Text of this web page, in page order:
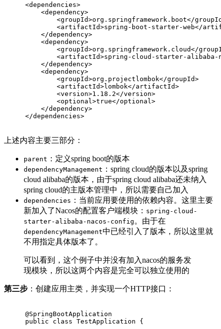
<dependencies>
<dependency>
<groupId>org.springframework.boot</
<artifactId>spring-boot-starter-web</
</dependency>
<dependency>
<groupId>org.springframework.cloud</
<artifactId>spring-cloud-starter-alibaba-
</dependency>
<dependency>
<groupId>org.projectlombok</groupId>
<artifactId>lombok</artifactId>
<version>1.18.2</version>
<optional >true</optional >
</dependency>
</dependencies>
上述内容主要三部分：
parent ：定义spring boot的版本
dependencyManagement ：spring cloud的版本以及spring
cloud alibaba的版本，由于spring cloud alibaba还未纳入
spring cloud的主版本管理中，所以需要自己加入
dependencies ：当前应用要使用的依赖内容。这里主要
新加入了Nacos的配置客户端模块： spring-cloud-
starter-alibaba-nacos-config 。由于在
dependencyManagement中已经引入了版本，所以这里就
不用指定具体版本了。
可以看到，这个例子中并没有加入nacos的服务发
现模块，所以这两个内容是完全可以独立使用的
第三步 ：创建应用主类，并实现一个HTTP接口：
@SpringBootApplication
public
class TestApplication
{